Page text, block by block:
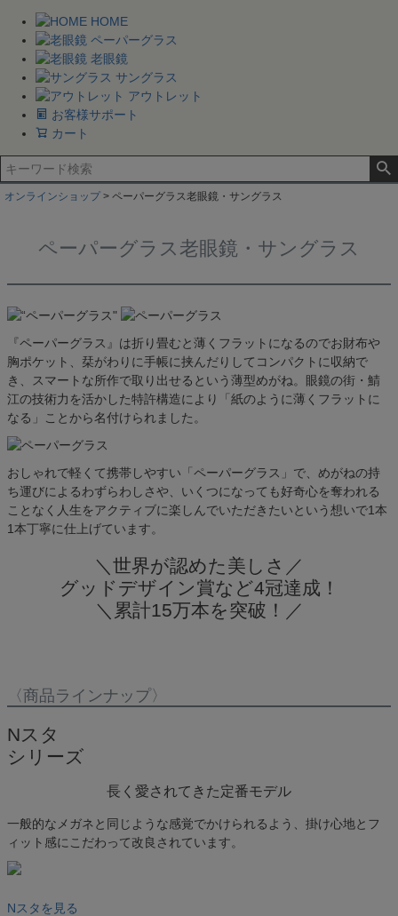
HOME
ペーパーグラス
老眼鏡
サングラス
アウトレット
お客様サポート
カート
オンラインショップ ペーパーグラス老眼鏡・サングラス
ペーパーグラス老眼鏡・サングラス
『ペーパーグラス』は折り畳むと薄くフラットになるのでお財布や
胸ポケット、栞がわりに手帳に挟んだりしてコンパクトに収納で
き、スマートな所作で取り出せるという薄型めがね。眼鏡の街・鯖
江の技術力を活かした特許構造により「紙のように薄くフラットに
なる」ことから名付けられました。
おしゃれで軽くて携帯しやすい「ペーパーグラス」で、めがねの持
ち運びによるわずらわしさや、いくつになっても好奇心を奪われる
ことなく人生をアクティブに楽しんでいただきたいという想いで1本
1本丁寧に仕上げています。
＼世界が認めた美しさ／
グッドデザイン賞など4冠達成！
＼累計15万本を突破！／
〈商品ラインナップ〉
Nスタ
シリーズ
長く愛されてきた定番モデル
一般的なメガネと同じような感覚でかけられるよう、掛け心地とフ
ィット感にこだわって改良されています。
Nスタを見る